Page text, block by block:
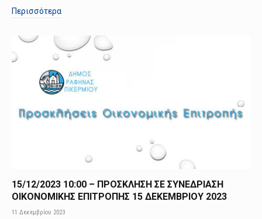
Περισσότερα
15/12/2023 10:00 – ΠΡΟΣΚΛΗΣΗ ΣΕ ΣΥΝΕΔΡΙΑΣΗ
ΟΙΚΟΝΟΜΙΚΗΣ ΕΠΙΤΡΟΠΗΣ 15 ΔΕΚΕΜΒΡΙΟΥ 2023
11 Δεκεμβρίου 2023